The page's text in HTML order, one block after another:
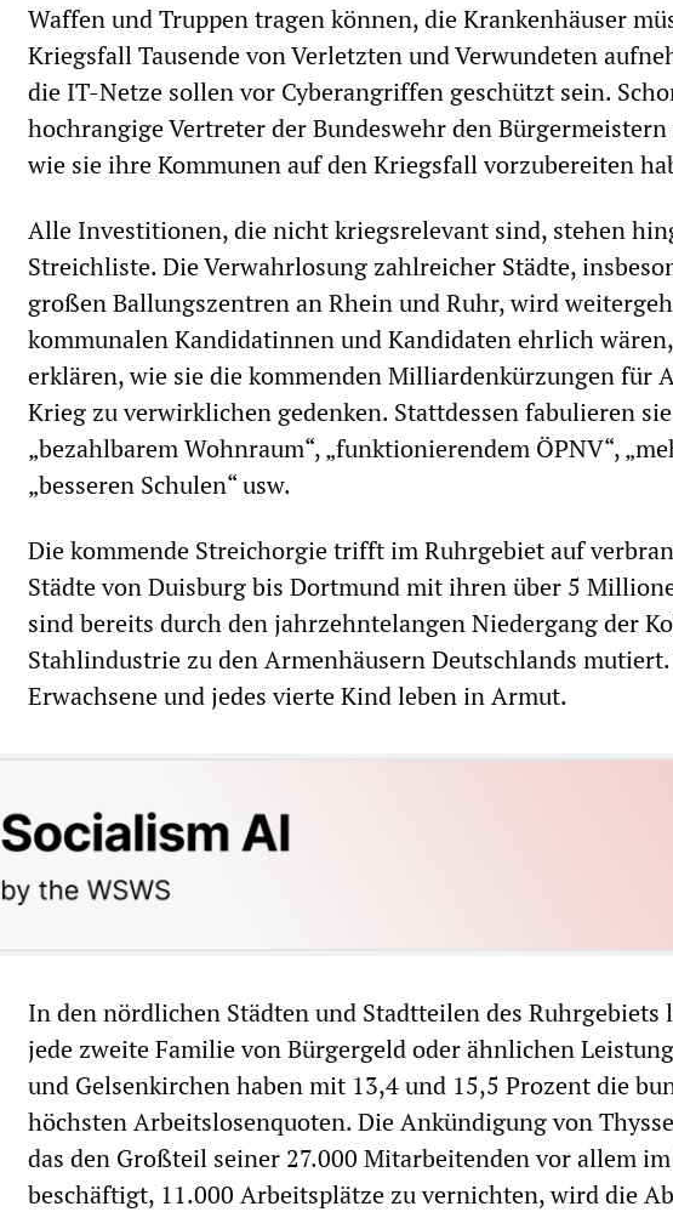
Waffen und Truppen tragen können, die Krankenhäuser
Kriegsfall Tausende von Verletzten und Verwundeten
die IT-Netze sollen vor Cyberangriffen geschützt sein.
hochrangige Vertreter der Bundeswehr den
wie sie ihre Kommunen auf den Kriegsfall vorzubereiten
Alle Investitionen, die nicht kriegsrelevant sind, stehen
Streichliste. Die Verwahrlosung zahlreicher Städte,
großen Ballungszentren an Rhein und Ruhr, wird
kommunalen Kandidatinnen und Kandidaten ehrlich
erklären, wie sie die kommenden Milliardenkürzungen für
Krieg zu verwirklichen gedenken. Stattdessen fabulieren
„bezahlbarem Wohnraum“, „funktionierendem ÖPNV“,
„besseren Schulen“ usw.
Die kommende Streichorgie trifft im Ruhrgebiet auf
Städte von Duisburg bis Dortmund mit ihren über 5
sind bereits durch den jahrzehntelangen Niedergang der
Stahlindustrie zu den Armenhäusern Deutschlands
Erwachsene und jedes vierte Kind leben in Armut.
In den nördlichen Städten und Stadtteilen des Ruhrgebiets
jede zweite Familie von Bürgergeld oder ähnlichen
und Gelsenkirchen haben mit 13,4 und 15,5 Prozent die
höchsten Arbeitslosenquoten. Die Ankündigung von
das den Großteil seiner 27.000 Mitarbeitenden vor allem
beschäftigt, 11.000 Arbeitsplätze zu vernichten, wird die